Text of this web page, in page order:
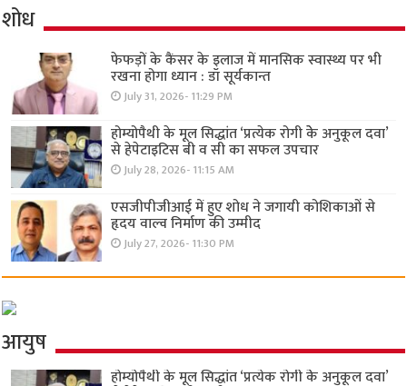
शोध
फेफड़ों के कैंसर के इलाज में मानसिक स्वास्थ्य पर भी
रखना होगा ध्यान : डॉ सूर्यकान्त
July 31, 2026- 11:29 PM
होम्योपैथी के मूल सिद्धांत ‘प्रत्येक रोगी केे अनुकूल दवा’
से हेपेटाइटिस बी व सी का सफल उपचार
July 28, 2026- 11:15 AM
एसजीपीजीआई में हुए शोध ने जगायी कोशिकाओं से
हृदय वाल्व निर्माण की उम्मीद
July 27, 2026- 11:30 PM
आयुष
होम्योपैथी के मूल सिद्धांत ‘प्रत्येक रोगी केे अनुकूल दवा’